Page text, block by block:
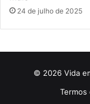
24 de julho de 2025
© 2026 Vida
Termos